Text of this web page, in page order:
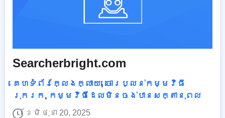
Searcherbright.com
គេហទំព័រក្លែងក្លាយ, ចោរប្លន់កម្មវិធី
រុករក , កម្មវិធីដែលមិនចង់បានសក្តានុពល
ខែមិថុនា 20, 2025